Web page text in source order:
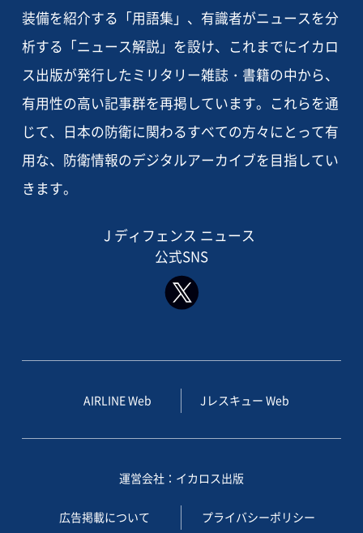
装備を紹介する「用語集」、有識者がニュースを分
析する「ニュース解説」を設け、これまでにイカロ
ス出版が発行したミリタリー雑誌・書籍の中から、
有用性の高い記事群を再掲しています。これらを通
じて、日本の防衛に関わるすべての方々にとって有
用な、防衛情報のデジタルアーカイブを目指してい
きます。
J ディフェンス ニュース
公式SNS
AIRLINE Web Jレスキュー Web
運営会社：イカロス出版
広告掲載について プライバシーポリシー